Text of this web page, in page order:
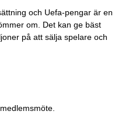
och Uefa-pengar är en
om. Det kan ge bäst
på att sälja spelare och